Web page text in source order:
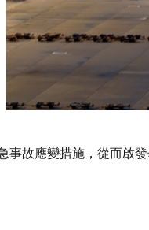
故應變措施，從而啟發